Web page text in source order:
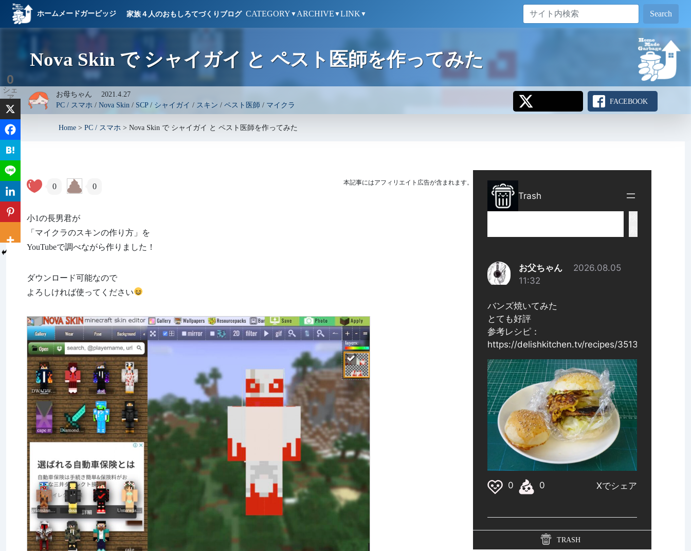
ホームメードガービッジ 家族４人のおもしろてづくりブログ CATEGORY ▼ ARCHIVE ▼LINK ▼ Search
Nova Skin で シャイガイ と ペスト医師を作ってみた
お母ちゃん 2021.4.27
PC / スマホ / Nova Skin / SCP/ シャイガイ / スキン / ペスト医師 / マイクラ FACEBOOK
Home > PC / スマホ > Nova Skin で シャイガイ と ペスト医師を作ってみた
本記事にはアフィリエイト広告が含まれます。
0 0
小1の長男君が
「マイクラのスキンの作り方」を
YouTubeで調べながら作りました！
ダウンロード可能なので
よろしければ使ってください
0
シェ
ア
TRASH